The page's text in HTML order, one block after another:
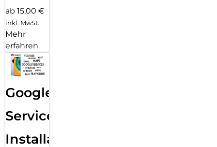
ab 15,00 €
inkl. MwSt.
Mehr
erfahren
Google
Services
Installation